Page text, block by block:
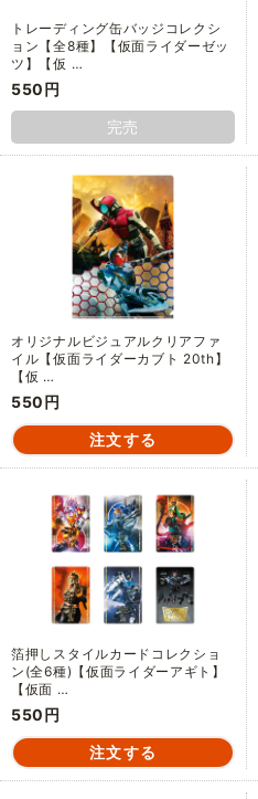
トレーディング缶バッジコレクシ
ョン【全8種】【仮面ライダーゼッ
ツ】【仮 …
550円
完売
オリジナルビジュアルクリアファ
イル【仮面ライダーカブト 20th】
【仮 …
550円
箔押しスタイルカードコレクショ
ン(全6種)【仮面ライダーアギト】
【仮面 …
550円